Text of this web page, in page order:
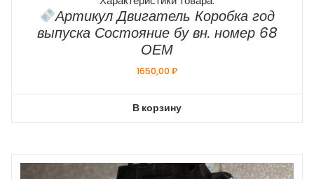
Артикул Двигатель Коробка год
выпуска Состояние бу вн. номер 68
ОЕМ
1650,00₽
В корзину